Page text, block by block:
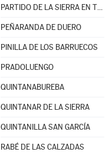
PARTIDO DE LA SIERRA EN TOBALINA
PEÑARANDA DE DUERO
PINILLA DE LOS BARRUECOS
PRADOLUENGO
QUINTANABUREBA
QUINTANAR DE LA SIERRA
QUINTANILLA SAN GARCÍA
RABÉ DE LAS CALZADAS